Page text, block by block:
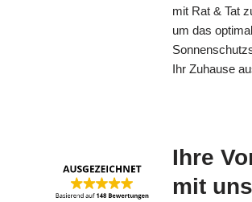
mit Rat & Tat
um das
Ihr Zuhause
Ihre
mit uns